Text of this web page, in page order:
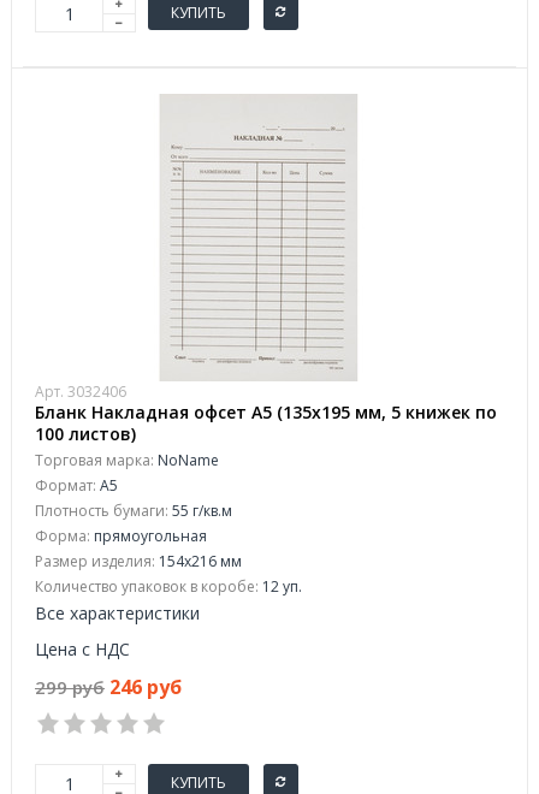
КУПИТЬ
Арт. 3032406
Бланк Накладная офсет А5 (135x195 мм, 5 книжек по
100 листов)
Торговая марка: NoName
Формат: A5
Плотность бумаги: 55 г/кв.м
Форма: прямоугольная
Размер изделия: 154x216 мм
Количество упаковок в коробе: 12 уп.
Все характеристики
Цена с НДС
299 руб 246 руб
КУПИТЬ